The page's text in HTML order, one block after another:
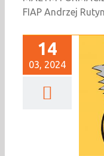
FIAP Andrzej
14
03, 2024